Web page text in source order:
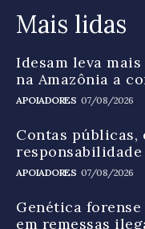
Mais lidas
Idesam leva
na Amazônia a
APOIADORES 07/08/2026
Contas públicas,
APOIADORES 07/08/2026
Genética
em remessas